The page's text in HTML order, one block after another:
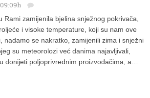
Rami zamijenila bjelina snježnog pokrivača,
i visoke temperature, koji su nam ove
nadamo se nakratko, zamijenili zima i snježni
su meteorolozi već danima najavljivali,
donijeti poljoprivrednim proizvođačima, a…